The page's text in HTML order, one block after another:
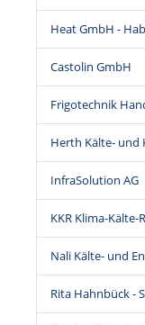
Heat GmbH -
Castolin GmbH
Frigotechnik
Herth Kälte- und
InfraSolution AG
KKR Klima-
Nali Kälte- und
Rita Hahnbück -